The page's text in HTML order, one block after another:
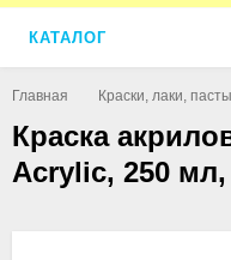
КАТАЛОГ
Главная Краски, лаки,
Краска
Acrylic, 250 мл,